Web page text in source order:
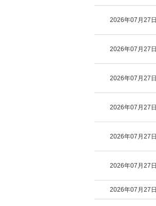
2026年07月27日
2026年07月27日
2026年07月27日
2026年07月27日
2026年07月27日
2026年07月27日
2026年07月27日